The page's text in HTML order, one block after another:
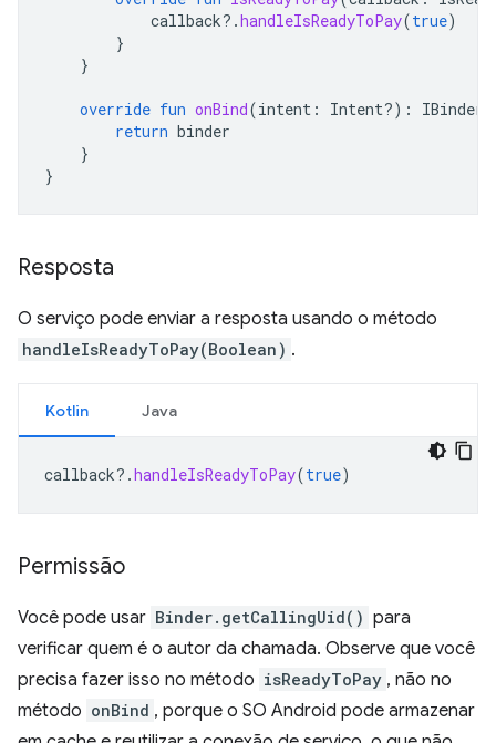
callback?.handleIsReadyToPay(true)
}
}
override fun onBind(intent : Intent?) :
return binder
}
}
Resposta
O serviço pode enviar a resposta usando o método
handleIsReadyToPay(Boolean) .
Kotlin Java
callback?.handleIsReadyToPay(true)
Permissão
Você pode usar Binder.getCallingUid() para
verificar quem é o autor da chamada. Observe que você
precisa fazer isso no método isReadyToPay , não no
método onBind , porque o SO Android pode armazenar